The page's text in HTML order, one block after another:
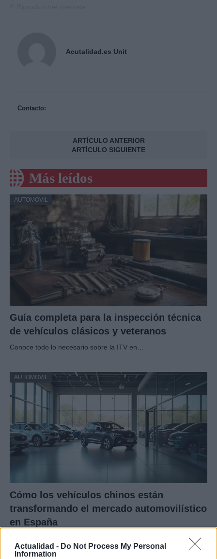
Actualidad - Do Not Process My Personal
Information
Acutalidad.es Unit
Contacto:
ARTÍCULO ANTERIOR
ARTÍCULO SIGUIENTE
Más leídos
AUTOMOVIL
Guía completa para la inspección técnica
de vehículos clásicos y veteranos
Conoce todo lo necesario sobre la ITV en…
AUTOMOVIL
Cómo los vehículos chinos están
transformando el mercado automovilístico
en España
Los coches chinos están dominando el mercado español…